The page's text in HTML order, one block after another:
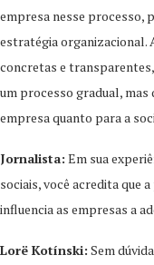
empresa nesse processo,
estratégia organizacional.
concretas e
um processo gradual,
empresa quanto para a
Jornalista: Em sua
sociais, você acredita que
influencia as empresas a
Lorë Kotínski: Sem